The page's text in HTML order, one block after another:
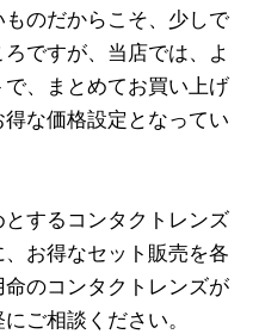
のだからこそ、少しで
ですが、当店では、よ
、まとめてお買い上げ
な価格設定となってい
するコンタクトレンズ
お得なセット販売を各
のコンタクトレンズが
ご相談ください。